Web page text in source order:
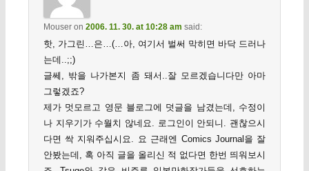
Mouseron 2006. 11. 30. at 10:28 am said:
핫, 가그린…은…(…아, 여기서 벌써 막히면 바닥 드러나
는데..;;)
글쎄, 밖을 나가본지 좀 돼서..잘 모르겠습니다만 아마
그렇겠죠?
제가 멋모르고 영문 블로그에 덧글을 남겼는데, 수정이
나 지우기가 수월치 않네요. 로그인이 안되니. 괜찮으시
다면 싹 지워주십시요. 요 근래엔 Comics Journal을 잘
안봤는데, 혹 아직 글을 올리신 적 없다면 한번 띄워보시